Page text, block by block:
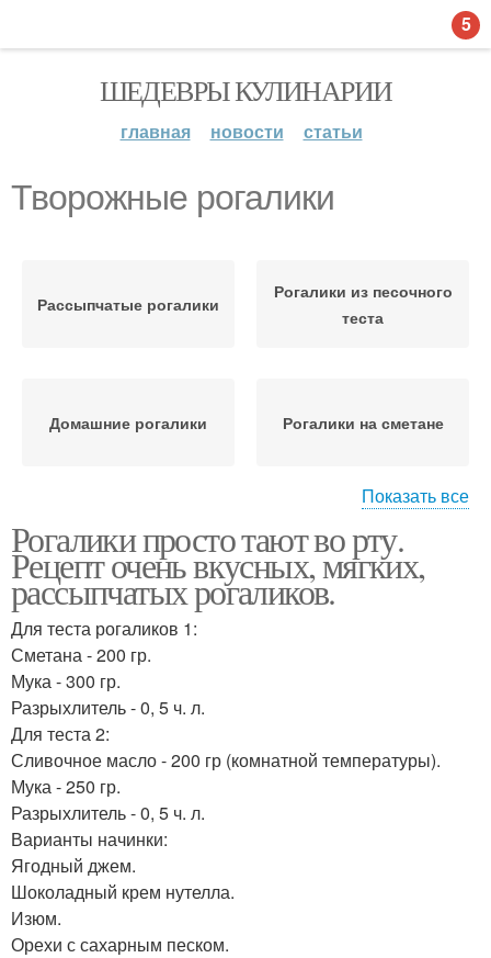
ШЕДЕВРЫ КУЛИНАРИИ
главная новости статьи
Творожные рогалики
Рассыпчатые рогалики
Рогалики из песочного
теста
Домашние рогалики Рогалики на сметане
Рогалики с повидлом Быстрые рогалики
Рогалики из
дрожжевого теста
Рогалики на сметанном
тесте
Показать все
Рогалики просто тают во рту.
Рецепт очень вкусных, мягких,
рассыпчатых рогаликов.
Для теста рогаликов 1:
Сметана - 200 гр.
Мука - 300 гр.
Разрыхлитель - 0, 5 ч. л.
Для теста 2:
Сливочное масло - 200 гр (комнатной температуры).
Мука - 250 гр.
Разрыхлитель - 0, 5 ч. л.
Варианты начинки:
Ягодный джем.
Шоколадный крем нутелла.
Изюм.
Орехи с сахарным песком.
5